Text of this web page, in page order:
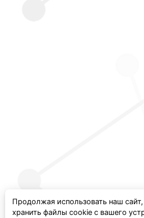
Продолжая использовать наш
хранить файлы cookie с вашего